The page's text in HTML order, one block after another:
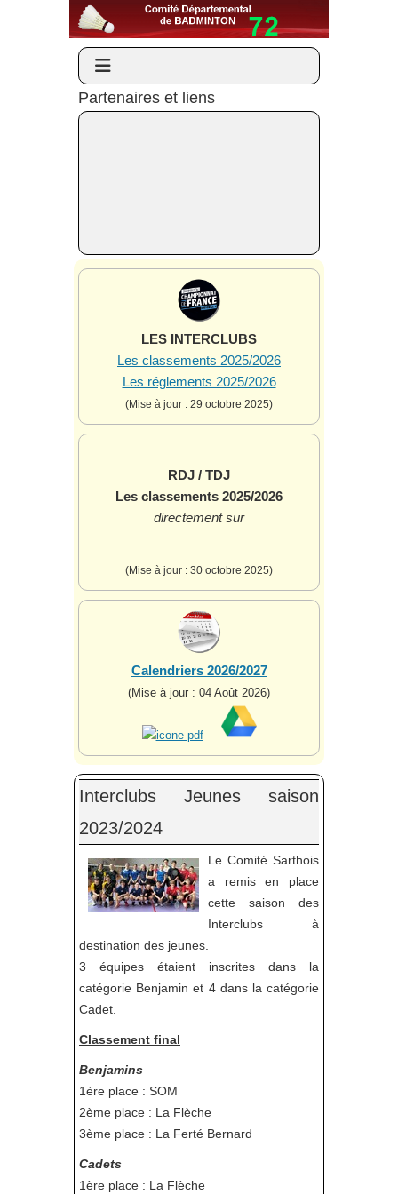
Partenaires et liens
LES INTERCLUBS
Les classements 2025/2026
Les réglements 2025/2026
(Mise à jour : 29 octobre 2025)
RDJ / TDJ
Les classements 2025/2026
directement sur
(Mise à jour : 30 octobre 2025)
Calendriers 2026/2027
(Mise à jour : 04 Août 2026)
Interclubs Jeunes saison
2023/2024
Le Comité Sarthois
a remis en place
cette saison des
Interclubs à
destination des jeunes.
3 équipes étaient inscrites dans la
catégorie Benjamin et 4 dans la catégorie
Cadet.
Classement final
Benjamins
1ère place : SOM
2ème place : La Flèche
3ème place : La Ferté Bernard
Cadets
1ère place : La Flèche